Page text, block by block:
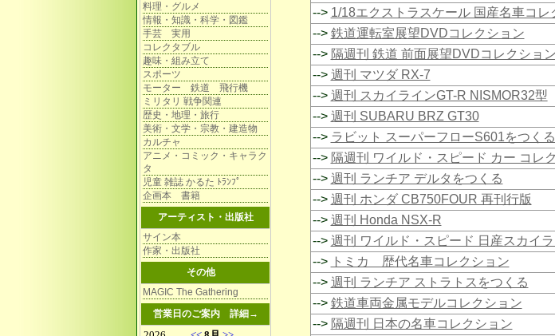
料理・グルメ
情報・知識・科学・図鑑
手芸 実用
コレクタブル
趣味・組み立て
スポーツ
モーター 鉄道 飛行機
ミリタリ 戦争関連
歴史・地理・旅行
美術・文学・宗教・建造物
カルチャ
アニメ・コミック・キャラク
タ
児童 雑誌 かるた ﾄﾗﾝﾌﾟ
企画本 書籍
アーティスト・出版社
サイン本
作家・出版社
その他
MAGIC The Gathering
営業日のご案内 詳細→
--> 1/18エクストラスケール 国産名車コレ
--> 鉄道運転室展望DVDコレクション
--> 隔週刊 鉄道 前面展望DVDコレクション
--> 週刊 マツダ RX-7
--> 週刊 スカイラインGT-R NISMOR32型
--> 週刊 SUBARU BRZ GT30
--> ラビット スーパーフローS601をつくる
--> 隔週刊 ワイルド・スピード カー コレ
--> 週刊 ランチア デルタをつくる
--> 週刊 ホンダ CB750FOUR 再刊行版
--> 週刊 Honda NSX-R
--> 週刊 ワイルド・スピード 日産スカイ
--> トミカ 歴代名車コレクション
--> 週刊 ランチア ストラトスをつくる
--> 鉄道車両金属モデルコレクション
--> 隔週刊 日本の名車コレクション